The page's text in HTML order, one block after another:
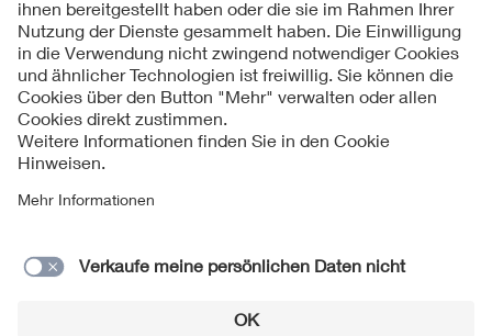
Kontakt
Impressum
Datenschutzinformationen
Cookie Hinweise
Compliance
Jahresarchiv
© 2026 VDE Verband der Elektrotechnik Elektronik